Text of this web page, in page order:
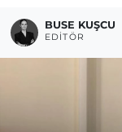
BUSE KUŞCU
EDITÖR